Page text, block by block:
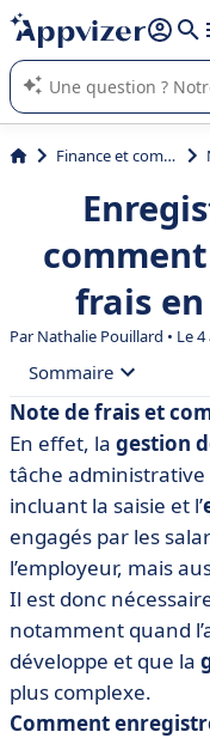
répondre (plusieurs
L'IA de Appvizer vous
logiciel SaaS en
Finance et comptabilité
frais
ParNathalie Pouillard • Le
Sommaire
• Rappel des
• Dans quel journal
• Comment
• [Mémo] 5 étapes
• Simplifier la note
Note de frais et
En effet, la gestion
tâche
incluant la saisie et l’
engagés par les
l’employeur, mais
Il est donc
notamment quand
développe et que la
plus complexe.
Comment